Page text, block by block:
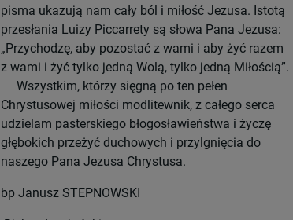
pisma ukazują nam cały ból i miłość Jezusa. Istotą
przesłania Luizy Piccarrety są słowa Pana Jezusa:
„Przychodzę, aby pozostać z wami i aby żyć razem
z wami i żyć tylko jedną Wolą, tylko jedną Miłością”.
Wszystkim, którzy sięgną po ten pełen
Chrystusowej miłości modlitewnik, z całego serca
udzielam pasterskiego błogosławieństwa i życzę
głębokich przeżyć duchowych i przylgnięcia do
naszego Pana Jezusa Chrystusa.
bp Janusz STEPNOWSKI